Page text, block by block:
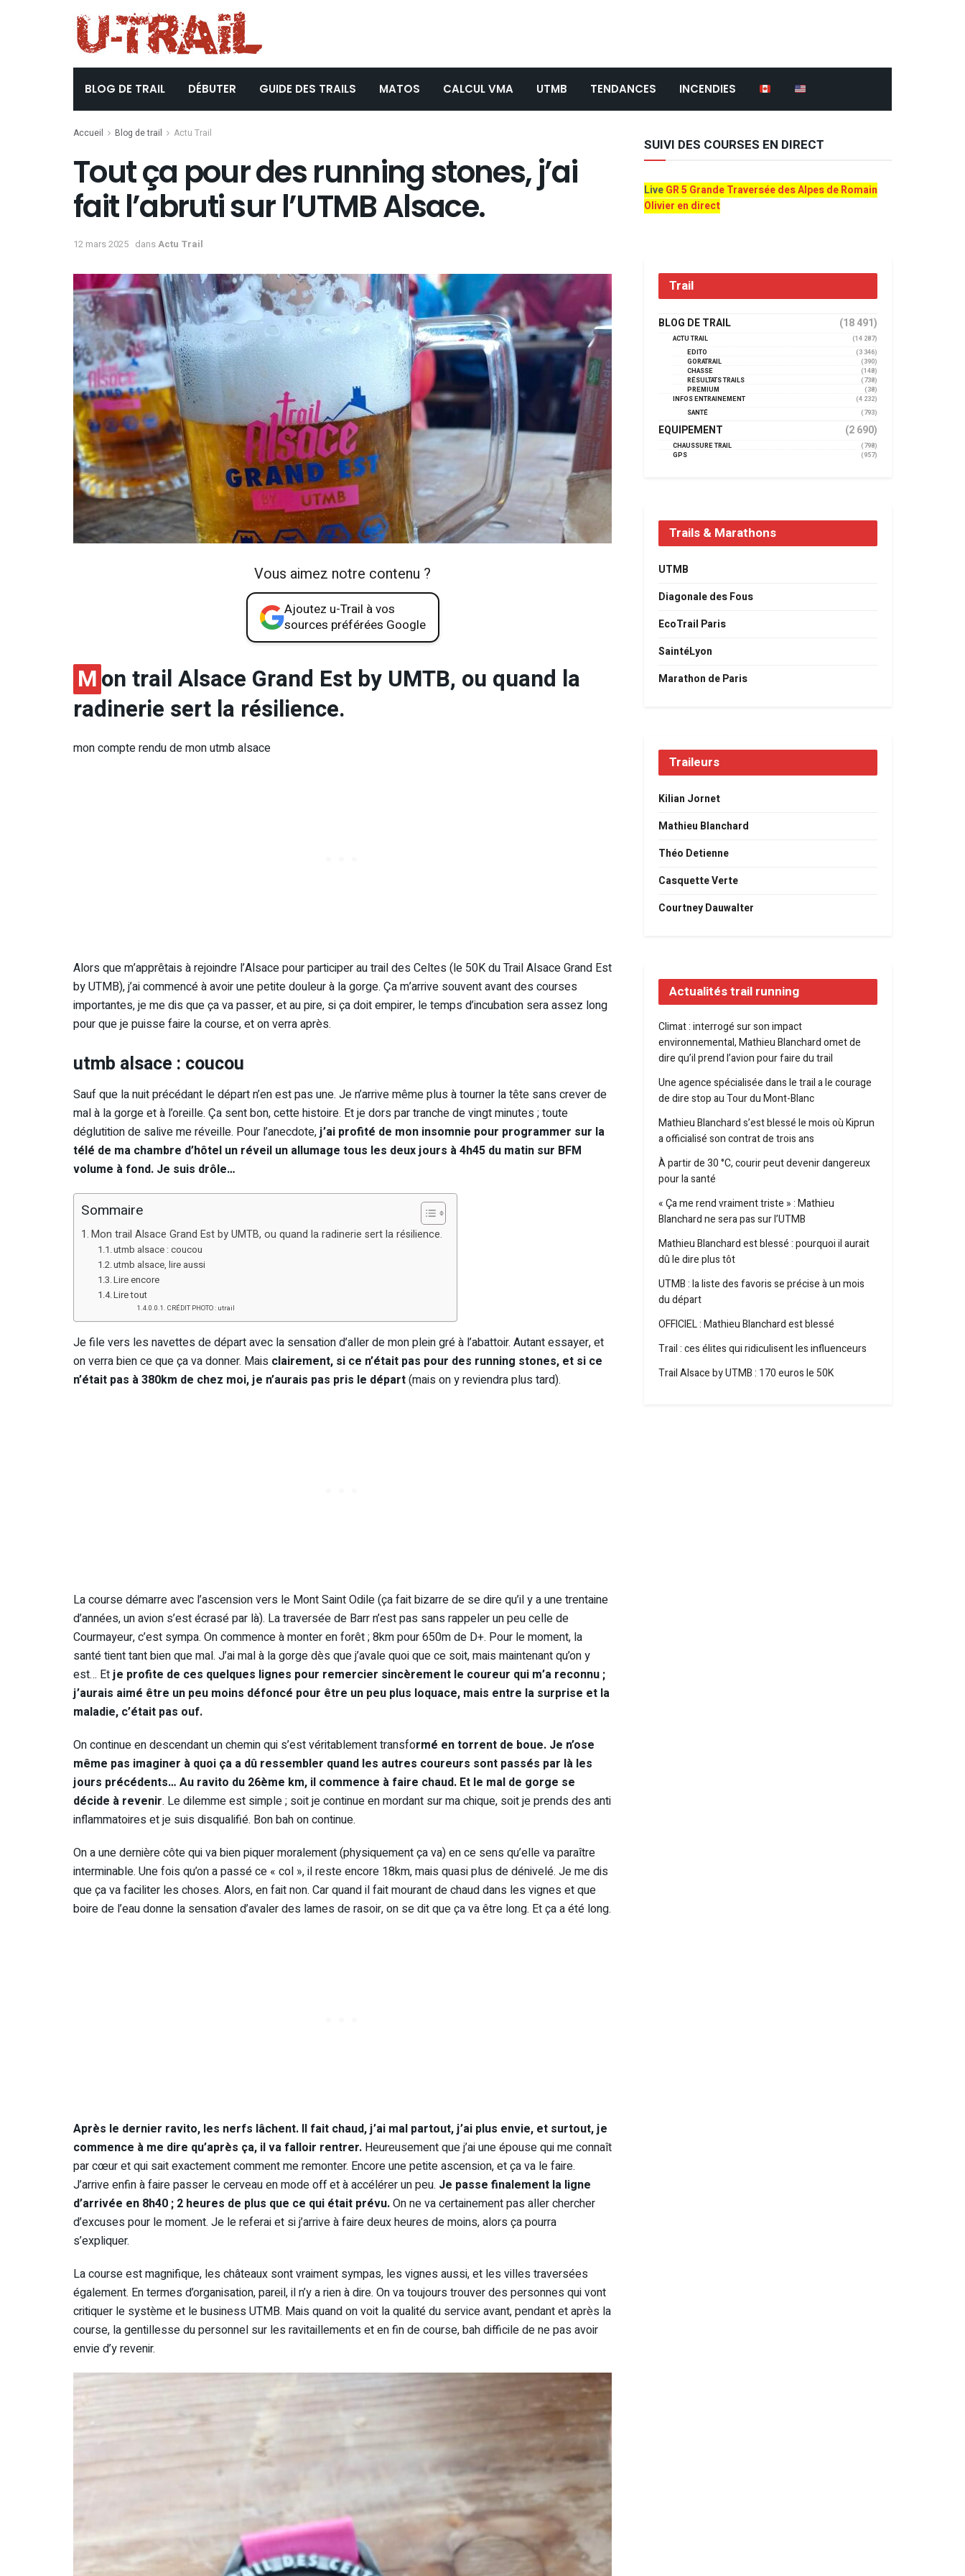
BLOG DE TRAIL DÉBUTER GUIDE DES TRAILS MATOS CALCUL VMA UTMB TENDANCES INCENDIES
Accueil Blog de trail Actu Trail
Tout ça pour des running stones, j’ai
fait l’abruti sur l’UTMB Alsace.
12 mars 2025 dansActu Trail
Vous aimez notre contenu ?
Ajoutez u-Trail à vos
sources préférées Google
Mon trail Alsace Grand Est by UMTB, ou quand la
radinerie sert la résilience.
mon compte rendu de mon utmb alsace
Alors que m’apprêtais à rejoindre l’Alsace pour participer au trail des Celtes (le 50K du Trail Alsace Grand Est
by UTMB), j’ai commencé à avoir une petite douleur à la gorge. Ça m’arrive souvent avant des courses
importantes, je me dis que ça va passer, et au pire, si ça doit empirer, le temps d’incubation sera assez long
pour que je puisse faire la course, et on verra après.
utmb alsace : coucou
Sauf que la nuit précédant le départ n’en est pas une. Je n’arrive même plus à tourner la tête sans crever de
mal à la gorge et à l’oreille. Ça sent bon, cette histoire. Et je dors par tranche de vingt minutes ; toute
déglutition de salive me réveille. Pour l’anecdote,j’ai profité de mon insomnie pour programmer sur la
télé de ma chambre d’hôtel un réveil un allumage tous les deux jours à 4h45 du matin sur BFM
volume à fond. Je suis drôle…
Sommaire
Mon trail Alsace Grand Est by UMTB, ou quand la radinerie sert la résilience.
utmb alsace : coucou
utmb alsace, lire aussi
Lire encore
Lire tout
CRÉDIT PHOTO : utrail
Je file vers les navettes de départ avec la sensation d’aller de mon plein gré à l’abattoir. Autant essayer, et
on verra bien ce que ça va donner. Mais clairement, si ce n’était pas pour des running stones, et si ce
n’était pas à 380km de chez moi, je n’aurais pas pris le départ(mais on y reviendra plus tard).
La course démarre avec l’ascension vers le Mont Saint Odile (ça fait bizarre de se dire qu’il y a une trentaine
d’années, un avion s’est écrasé par là). La traversée de Barr n’est pas sans rappeler un peu celle de
Courmayeur, c’est sympa. On commence à monter en forêt ; 8km pour 650m de D+. Pour le moment, la
santé tient tant bien que mal. J’ai mal à la gorge dès que j’avale quoi que ce soit, mais maintenant qu’on y
est… Etje profite de ces quelques lignes pour remercier sincèrement le coureur qui m’a reconnu ;
j’aurais aimé être un peu moins défoncé pour être un peu plus loquace, mais entre la surprise et la
maladie, c’était pas ouf.
On continue en descendant un chemin qui s’est véritablement transformé en torrent de boue. Je n’ose
même pas imaginer à quoi ça a dû ressembler quand les autres coureurs sont passés par là les
jours précédents… Au ravito du 26ème km, il commence à faire chaud. Et le mal de gorge se
décide à revenir. Le dilemme est simple ; soit je continue en mordant sur ma chique, soit je prends des anti
inflammatoires et je suis disqualifié. Bon bah on continue.
On a une dernière côte qui va bien piquer moralement (physiquement ça va) en ce sens qu’elle va paraître
interminable. Une fois qu’on a passé ce « col », il reste encore 18km, mais quasi plus de dénivelé. Je me dis
que ça va faciliter les choses. Alors, en fait non. Car quand il fait mourant de chaud dans les vignes et que
boire de l’eau donne la sensation d’avaler des lames de rasoir, on se dit que ça va être long. Et ça a été long.
Après le dernier ravito, les nerfs lâchent. Il fait chaud, j’ai mal partout, j’ai plus envie, et surtout, je
commence à me dire qu’après ça, il va falloir rentrer. Heureusement que j’ai une épouse qui me connaît
par cœur et qui sait exactement comment me remonter. Encore une petite ascension, et ça va le faire.
J’arrive enfin à faire passer le cerveau en mode off et à accélérer un peu. Je passe finalement la ligne
d’arrivée en 8h40 ; 2 heures de plus que ce qui était prévu.On ne va certainement pas aller chercher
d’excuses pour le moment. Je le referai et si j’arrive à faire deux heures de moins, alors ça pourra
s’expliquer.
La course est magnifique, les châteaux sont vraiment sympas, les vignes aussi, et les villes traversées
également. En termes d’organisation, pareil, il n’y a rien à dire. On va toujours trouver des personnes qui vont
critiquer le système et le business UTMB. Mais quand on voit la qualité du service avant, pendant et après la
course, la gentillesse du personnel sur les ravitaillements et en fin de course, bah difficile de ne pas avoir
envie d’y revenir.
SUIVI DES COURSES EN DIRECT
LiveGR 5 Grande Traversée des Alpes de Romain
Olivier en direct
Trail
BLOG DE TRAIL (18 491)
ACTU TRAIL
(14 287)
EDITO
(3 346)
GORATRAIL
(390)
CHASSE
(148)
RÉSULTATS TRAILS
(738)
PREMIUM
(38)
INFOS ENTRAINEMENT
(4 232)
SANTÉ
(793)
EQUIPEMENT (2 690)
CHAUSSURE TRAIL
(798)
GPS
(957)
Trails & Marathons
UTMB
Diagonale des Fous
EcoTrail Paris
SaintéLyon
Marathon de Paris
Traileurs
Kilian Jornet
Mathieu Blanchard
Théo Detienne
Casquette Verte
Courtney Dauwalter
Actualités trail running
Climat : interrogé sur son impact
environnemental, Mathieu Blanchard omet de
dire qu’il prend l’avion pour faire du trail
Une agence spécialisée dans le trail a le courage
de dire stop au Tour du Mont-Blanc
Mathieu Blanchard s’est blessé le mois où Kiprun
a officialisé son contrat de trois ans
À partir de 30 °C, courir peut devenir dangereux
pour la santé
« Ça me rend vraiment triste » : Mathieu
Blanchard ne sera pas sur l’UTMB
Mathieu Blanchard est blessé : pourquoi il aurait
dû le dire plus tôt
UTMB : la liste des favoris se précise à un mois
du départ
OFFICIEL : Mathieu Blanchard est blessé
Trail : ces élites qui ridiculisent les influenceurs
Trail Alsace by UTMB : 170 euros le 50K